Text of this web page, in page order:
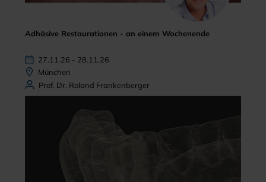
Adhäsive Restaurationen - an einem Wochenende
27.11.26 - 28.11.26
München
Prof. Dr. Roland Frankenberger